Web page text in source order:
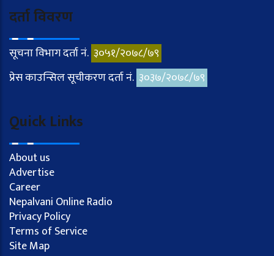
दर्ता विवरण
सूचना विभाग दर्ता नं. ३०५१/२०७८/७९
प्रेस काउन्सिल सूचीकरण दर्ता नं. ३०३७/२०७८/७९
Quick Links
About us
Advertise
Career
Nepalvani Online Radio
Privacy Policy
Terms of Service
Site Map